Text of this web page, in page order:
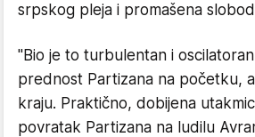
srpskog pleja i promašena
"Bio je to turbulentan i
prednost Partizana na početku,
kraju. Praktično, dobijena
povratak Partizana na ludilu